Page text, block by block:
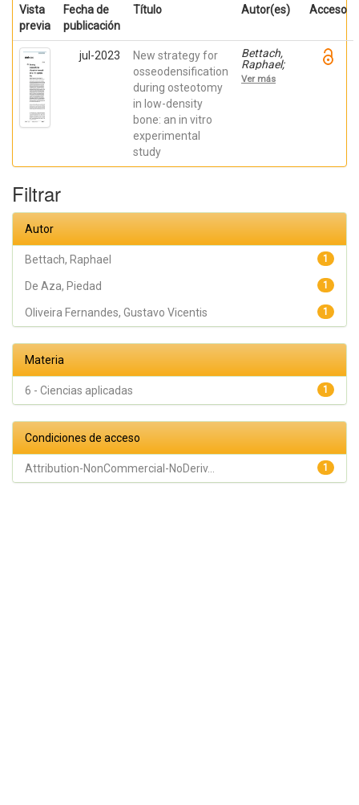
Vista
previa
Fecha de
publicación
Título Autor(es) Acceso
jul-2023
New strategy for
osseodensification
during osteotomy
in low-density
bone: an in vitro
experimental
study
Bettach,
Raphael;
Boukhris,
Gilles; De
Antonio;
Vicentis;
Alexandre
Ver más
Filtrar
Autor
1
Bettach, Raphael
1
De Aza, Piedad
1
Oliveira Fernandes, Gustavo Vicentis
Materia
1
6 - Ciencias aplicadas
Condiciones de acceso
1
Attribution-NonCommercial-NoDeriv...